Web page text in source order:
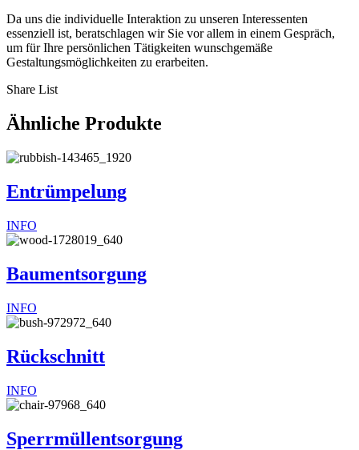
Da uns die individuelle Interaktion zu unseren Interessenten
essenziell ist, beratschlagen wir Sie vor allem in einem Gespräch,
um für Ihre persönlichen Tätigkeiten wunschgemäße
Gestaltungsmöglichkeiten zu erarbeiten.
Share List
Ähnliche Produkte
Entrümpelung
INFO
Baumentsorgung
INFO
Rückschnitt
INFO
Sperrmüllentsorgung